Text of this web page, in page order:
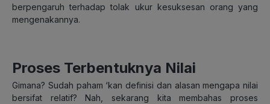
berpengaruh terhadap tolak ukur kesuksesan orang yang
mengenakannya.
Proses Terbentuknya Nilai
Gimana? Sudah paham ‘kan definisi dan alasan mengapa nilai
bersifat relatif? Nah, sekarang kita membahas proses